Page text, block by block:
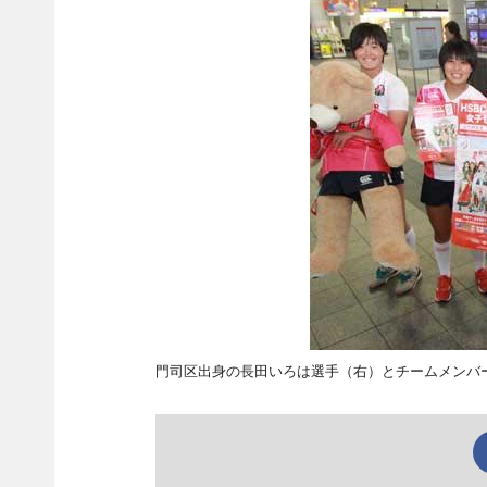
門司区出身の長田いろは選手（右）とチームメンバ